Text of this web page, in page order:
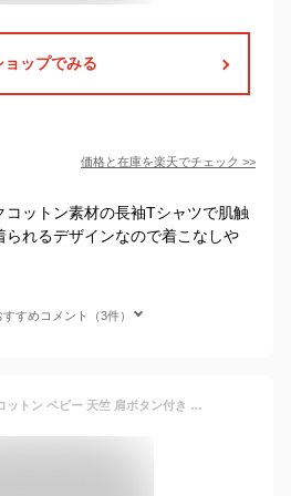
ョップでみる
価格と在庫を楽天でチェック >>
ットン素材の長袖Tシャツで肌触
られるデザインなので着こなしや
すめコメント（3件）
ナユタ オーガニックコットン ベビー 天竺 肩ボタン付き Tシャツ (長袖) | 敏感肌 オーガニック コットン 子供服 ベビー服 長袖 ギフト プレゼント ナチュラル 生地 出産祝い 長袖Tシャツ 綿100％ 日本製 [M便 1/1]